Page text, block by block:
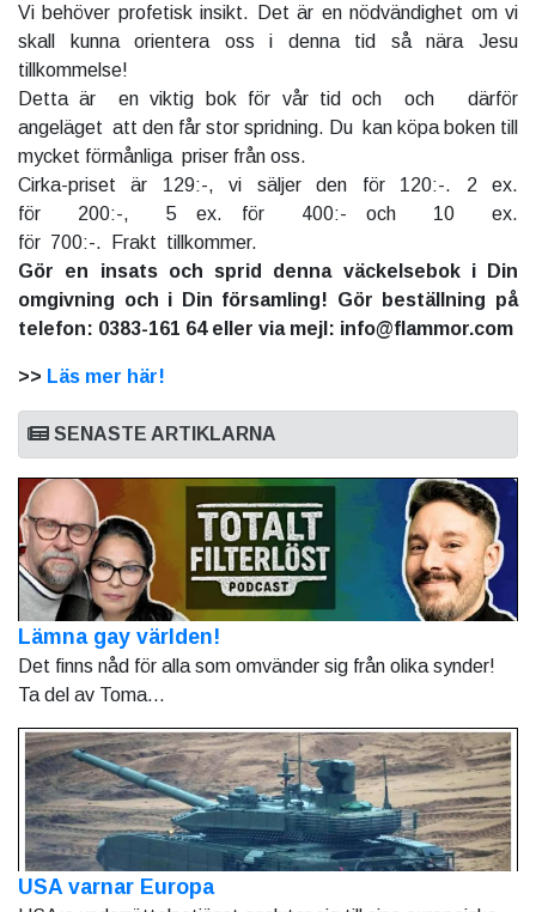
Vi behöver profetisk insikt. Det är en nödvändighet om vi
skall kunna orientera oss i denna tid så nära Jesu
tillkommelse!
Detta är en viktig bok för vår tid och och därför
angeläget att den får stor spridning. Du kan köpa boken till
mycket förmånliga priser från oss.
Cirka-priset är 129:-, vi säljer den för 120:-. 2 ex.
för 200:-, 5 ex. för 400:- och 10 ex.
för 700:-. Frakt tillkommer.
Gör en insats och sprid denna väckelsebok i Din
omgivning och i Din församling! Gör beställning på
telefon: 0383-161 64 eller via mejl: info@flammor.com
>> Läs mer här!
SENASTE ARTIKLARNA
Lämna gay världen!
Det finns nåd för alla som omvänder sig från olika synder!
Ta del av Toma...
USA varnar Europa